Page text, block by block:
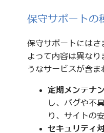
保守サポートの
保守サポートにはさ
よって内容は異な
うなサービスが含ま
定期メンテナ
し、バグや不
り、サイトの
セキュリティ